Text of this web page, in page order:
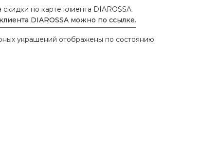
скидки по карте клиента DIAROSSA.
DIAROSSA можно по ссылке.
украшений отображены по состоянию